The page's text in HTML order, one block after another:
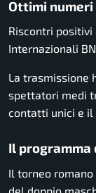
Ottimi
Riscontri
Internazionali
La trasmissione
spettatori medi
contatti unici e il
Il programma
Il torneo